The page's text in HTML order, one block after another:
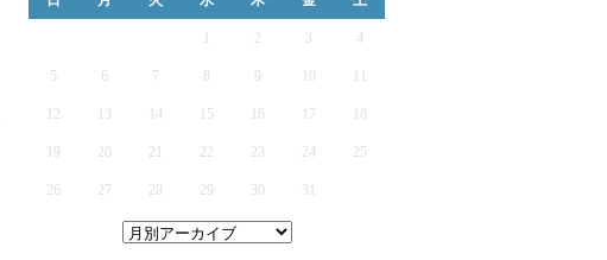
2 3 4
5 6 7 9
12 13 14 15 16 17
19 20 21 22 23 24 25
26 27 28 29 30 31